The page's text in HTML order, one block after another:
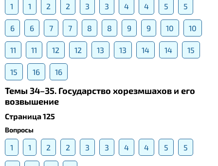
1 1 2 2 3 3 4 4 5 5
6 6 7 7 8 8 9 9 10 10
11 11 12 12 13 13 14 14 15
15 16 16
Темы 34–35. Государство хорезмшахов и его
возвышение
Страница 125
Вопросы
1 1 2 2 3 3 4 4 5 5